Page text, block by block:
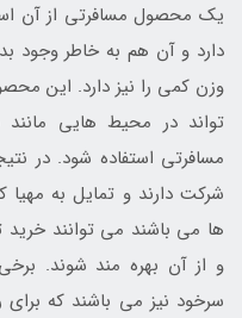
یک محصول مسافرتی از آن
دارد و آن هم به خاطر وجود
وزن کمی را نیز دارد. این
تواند در محیط هایی
مسافرتی استفاده شود. در
شرکت دارند و تمایل به مهیا
ها می باشند می توانند
و از آن بهره مند شوند.
سرخود نیز می باشند که